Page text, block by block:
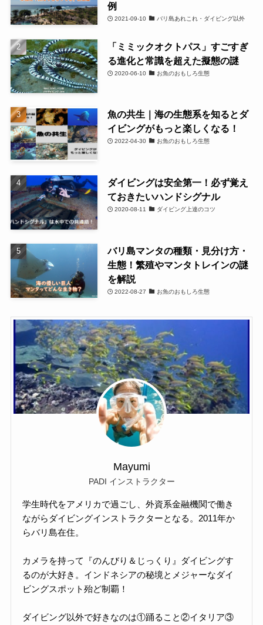
例
2021-09-10 バリ島あれこれ・ダイビング以外
「ミミックオクトパス」すごすぎ
る進化と常識を超えた擬態の謎
2020-06-10 お魚のおもしろ生態
魚の共生｜海の生態系を知るとダ
イビングがもっと楽しくなる！
2022-04-30 お魚のおもしろ生態
ダイビングは安全第一！必ず覚え
ておきたいハンドシグナル
2020-08-11 ダイビング上達のコツ
バリ島マンタの種類・見分け方・
生態！繁殖やマンタトレインの謎
を解説
2022-08-27 お魚のおもしろ生態
Mayumi
PADI インストラクター
学生時代をアメリカで過ごし、外資系金融機関で働き
ながらダイビングインストラクターとなる。2011年か
らバリ島在住。
カメラを持って『のんびり＆じっくり』ダイビングす
るのが大好き。インドネシアの秘境とメジャーなダイ
ビングスポット殆ど制覇！
ダイビング以外で好きなのは①踊ること②イタリア③